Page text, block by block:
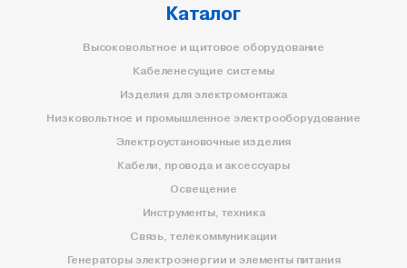
Каталог
Высоковольтное и щитовое оборудование
Кабеленесущие системы
Изделия для электромонтажа
Низковольтное и промышленное электрооборудование
Электроустановочные изделия
Кабели, провода и аксессуары
Освещение
Инструменты, техника
Связь, телекоммуникации
Генераторы электроэнергии и элементы питания